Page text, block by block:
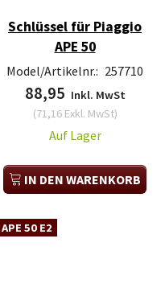
Schlüssel für Piaggio
APE 50
Model/Artikelnr.: 257710
88,95 Inkl. MwSt
(71,16Exkl. MwSt)
Auf Lager
IN DEN WARENKORB
APE 50 E2